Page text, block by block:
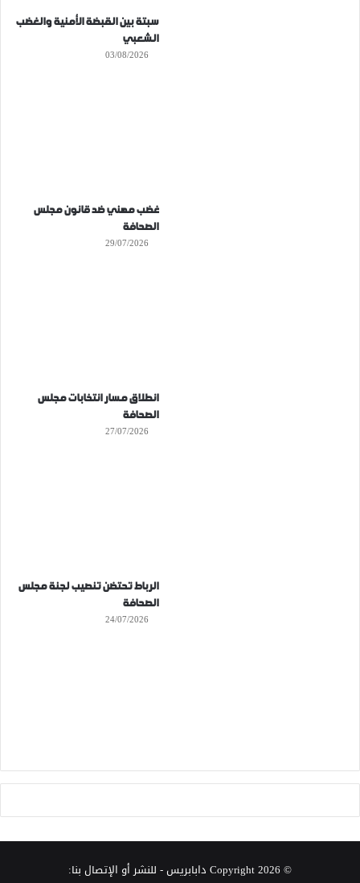
سبتة بين القبضة الأمنية والغضب
الشعبي
03/08/2026
غضب مهني ضد قانون مجلس
الصحافة
29/07/2026
انطلاق مسار انتخابات مجلس
الصحافة
27/07/2026
الرباط تحتضن تنصيب لجنة مجلس
الصحافة
24/07/2026
© Copyright 2026 دابابريس- للنشر أو الإتصال بنا: